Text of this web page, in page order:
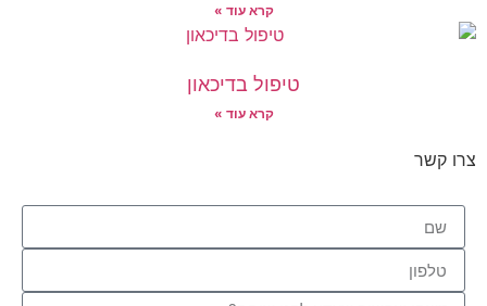
קרא עוד »
טיפול בדיכאון
קרא עוד »
צרו קשר